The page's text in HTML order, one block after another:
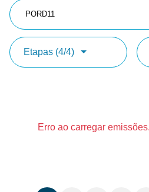
Etapas (4/4)
Erro ao carregar